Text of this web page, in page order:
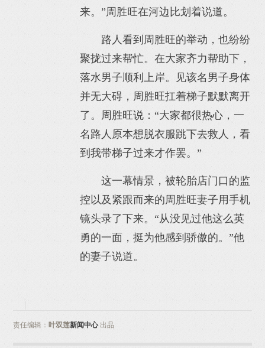
来。”周胜旺在河边比划着说道。
路人看到周胜旺的举动，也纷纷
聚拢过来帮忙。在大家齐力帮助下，
落水男子顺利上岸。见该名男子身体
并无大碍，周胜旺扛着梯子默默离开
了。周胜旺说：“大家都很热心，一
名路人原本想脱衣服跳下去救人，看
到我带梯子过来才作罢。”
这一幕情景，被轮胎店门口的监
控以及紧跟而来的周胜旺妻子用手机
镜头录了下来。“从没见过他这么英
勇的一面，挺为他感到骄傲的。”他
的妻子说道。
责任编辑：叶双莲新闻中心出品